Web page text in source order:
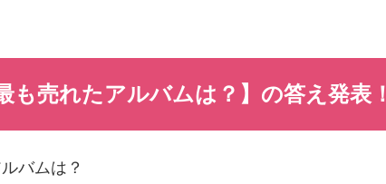
も売れたアルバムは？】の答え発表！
バムは？